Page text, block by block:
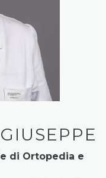
di Ortopedia e